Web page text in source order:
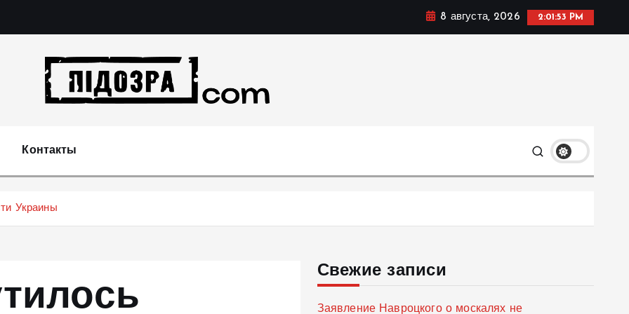
8 августа, 2026 2:01:54 PM
Контакты
Украины
Свежие записи
Заявление Навроцкого о москалях не